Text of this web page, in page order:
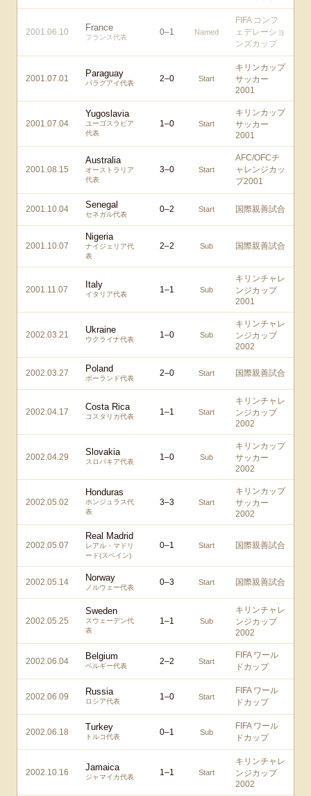
2001.06.10 France
フランス代表
0–1 Named
FIFA コンフ
ェデレーショ
ンズカップ
2001.07.01 Paraguay
パラグアイ代表 2–0 Start
キリンカップ
サッカー
2001
2001.07.04
Yugoslavia
ユーゴスラビア
代表
1–0 Start
キリンカップ
サッカー
2001
2001.08.15
Australia
オーストラリア
代表
3–0 Start
AFC/OFCチ
ャレンジカッ
プ2001
2001.10.04 Senegal
セネガル代表
0–2 Start 国際親善試合
2001.10.07
Nigeria
ナイジェリア代
表
2–2 Sub 国際親善試合
2001.11.07 Italy
イタリア代表 1–1 Sub
キリンチャレ
ンジカップ
2001
2002.03.21 Ukraine
ウクライナ代表 1–0 Sub
キリンチャレ
ンジカップ
2002
2002.03.27 Poland
ポーランド代表
2–0 Start 国際親善試合
2002.04.17 Costa Rica
コスタリカ代表 1–1 Start
キリンチャレ
ンジカップ
2002
2002.04.29 Slovakia
スロバキア代表 1–0 Sub
キリンカップ
サッカー
2002
2002.05.02
Honduras
ホンジュラス代
表
3–3 Start
キリンカップ
サッカー
2002
2002.05.07
Real Madrid
レアル・マドリ
ード(スペイン)
0–1 Start 国際親善試合
2002.05.14 Norway
ノルウェー代表
0–3 Start 国際親善試合
2002.05.25
Sweden
スウェーデン代
表
1–1 Sub
キリンチャレ
ンジカップ
2002
2002.06.04 Belgium
ベルギー代表 2–2 Start
FIFA ワール
ドカップ
2002.06.09 Russia
ロシア代表 1–0 Start
FIFA ワール
ドカップ
2002.06.18 Turkey
トルコ代表 0–1 Sub
FIFA ワール
ドカップ
2002.10.16 Jamaica
ジャマイカ代表 1–1 Start
キリンチャレ
ンジカップ
2002